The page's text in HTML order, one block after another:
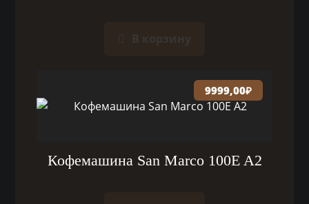
Кофемашина San Marco 100E A2
9999,00₽